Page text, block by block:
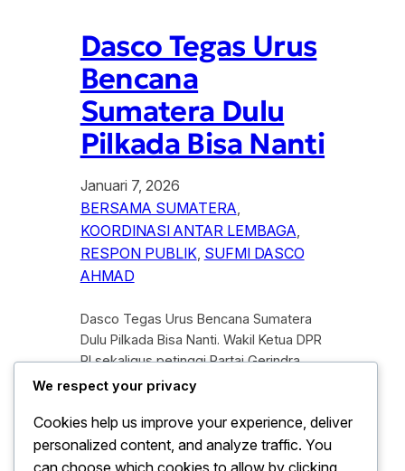
Dasco Tegas Urus
Bencana
Sumatera Dulu
Pilkada Bisa Nanti
Januari 7, 2026
BERSAMA SUMATERA
KOORDINASI ANTAR LEMBAGA
RESPON PUBLIK, SUFMI DASCO
AHMAD
Dasco Tegas Urus Bencana Sumatera
Dulu Pilkada Bisa Nanti. Wakil Ketua DPR
RI sekaligus petinggi Partai Gerindra,
Sufmi Dasco Ahmad, menegaskan
melanda sejumlah wilayah di Sumatera
harus menjadi prioritas utama di
bandingkan pembahasan agenda politik
We respect your privacy
Cookies help us improve your experience, deliver
personalized content, and analyze traffic. You
can choose which cookies to allow by clicking